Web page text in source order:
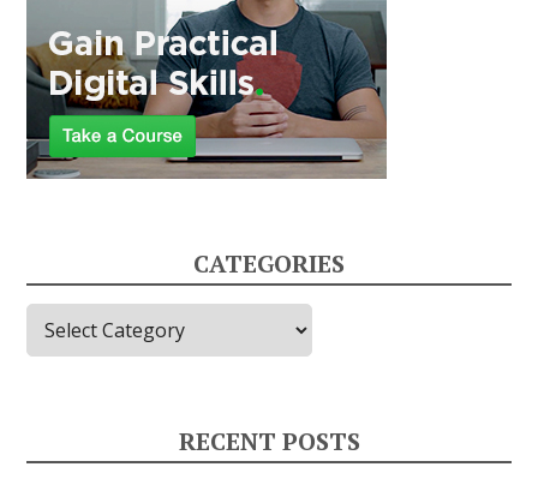
CATEGORIES
RECENT POSTS